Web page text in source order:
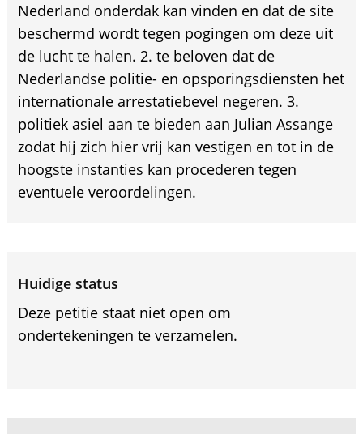
Nederland onderdak kan vinden en dat de site
beschermd wordt tegen pogingen om deze uit
de lucht te halen. 2. te beloven dat de
Nederlandse politie- en opsporingsdiensten het
internationale arrestatiebevel negeren. 3.
politiek asiel aan te bieden aan Julian Assange
zodat hij zich hier vrij kan vestigen en tot in de
hoogste instanties kan procederen tegen
eventuele veroordelingen.
Huidige status
Deze petitie staat niet open om
ondertekeningen te verzamelen.